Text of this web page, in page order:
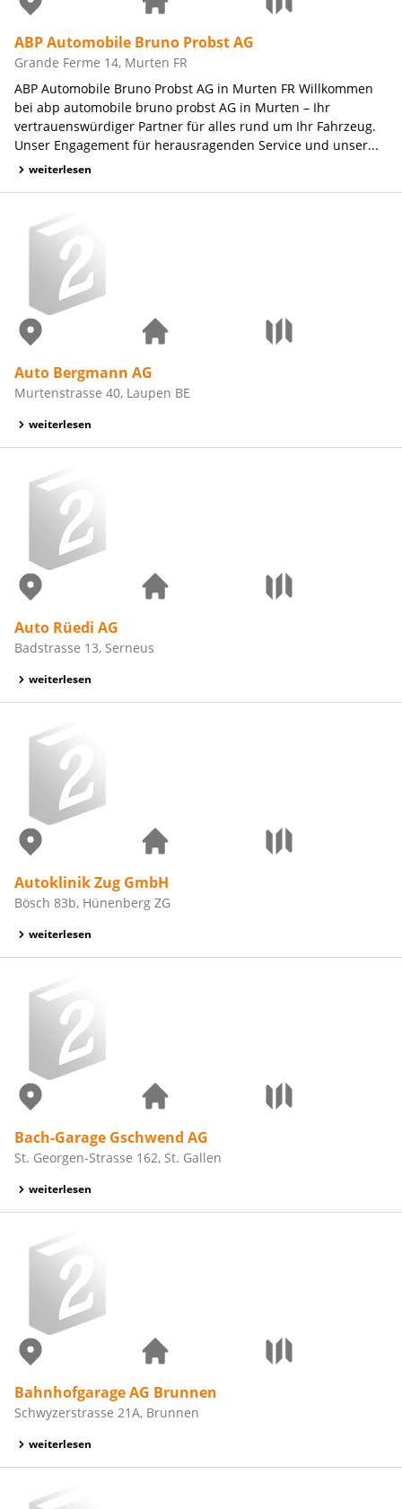
ABP Automobile Bruno Probst AG
Grande Ferme 14, Murten FR
ABP Automobile Bruno Probst AG in Murten FR Willkommen
bei abp automobile bruno probst AG in Murten – Ihr
vertrauenswürdiger Partner für alles rund um Ihr Fahrzeug.
Unser Engagement für herausragenden Service und unser...
weiterlesen
Auto Bergmann AG
Murtenstrasse 40, Laupen BE
weiterlesen
Auto Rüedi AG
Badstrasse 13, Serneus
weiterlesen
Autoklinik Zug GmbH
Bösch 83b, Hünenberg ZG
weiterlesen
Bach-Garage Gschwend AG
St. Georgen-Strasse 162, St. Gallen
weiterlesen
Bahnhofgarage AG Brunnen
Schwyzerstrasse 21A, Brunnen
weiterlesen